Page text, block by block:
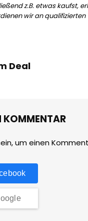
z.B. etwas kaufst,
wir an
Deal
KOMMENTAR
um einen